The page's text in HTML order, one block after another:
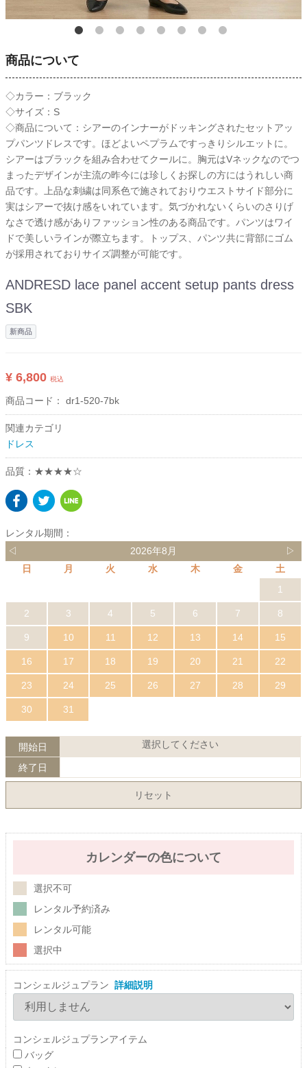
商品について
◇カラー：ブラック
◇サイズ：S
◇商品について：シアーのインナーがドッキングされたセットアッ
プパンツドレスです。ほどよいペプラムですっきりシルエットに。
シアーはブラックを組み合わせてクールに。胸元はVネックなのでつ
まったデザインが主流の昨今には珍しくお探しの方にはうれしい商
品です。上品な刺繍は同系色で施されておりウエストサイド部分に
実はシアーで抜け感をいれています。気づかれないくらいのさりげ
なさで透け感がありファッション性のある商品です。パンツはワイ
ドで美しいラインが際立ちます。トップス、パンツ共に背部にゴム
が採用されておりサイズ調整が可能です。
ANDRESD lace panel accent setup pants dress
SBK
新商品
¥ 6,800 税込
商品コード： dr1-520-7bk
関連カテゴリ
ドレス
品質：★★★★☆
レンタル期間：
◁
2026年8月
▷
日
月 火 水 木 金
土
1
2 3 4 5 6 7 8
9 10 11 12 13 14 15
16 17 18 19 20 21 22
23 24 25 26 27 28 29
30 31
開始日 選択してください
終了日
リセット
カレンダーの色について
選択不可
レンタル予約済み
レンタル可能
選択中
コンシェルジュプラン 詳細説明
コンシェルジュプランアイテム
バッグ